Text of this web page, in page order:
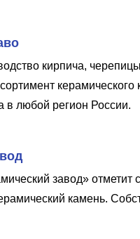
кирпича,
в любой регион России.
завод» отметит
камень.